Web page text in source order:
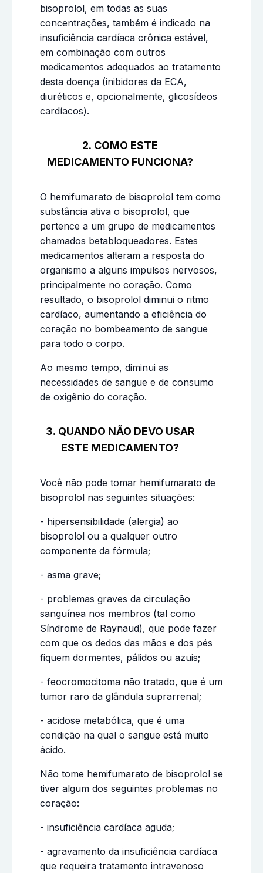
bisoprolol, em todas as suas
concentrações, também é indicado na
insuficiência cardíaca crônica estável,
em combinação com outros
medicamentos adequados ao tratamento
desta doença (inibidores da ECA,
diuréticos e, opcionalmente, glicosídeos
cardíacos).
2. COMO ESTE
MEDICAMENTO FUNCIONA?
O hemifumarato de bisoprolol tem como
substância ativa o bisoprolol, que
pertence a um grupo de medicamentos
chamados betabloqueadores. Estes
medicamentos alteram a resposta do
organismo a alguns impulsos nervosos,
principalmente no coração. Como
resultado, o bisoprolol diminui o ritmo
cardíaco, aumentando a eficiência do
coração no bombeamento de sangue
para todo o corpo.
Ao mesmo tempo, diminui as
necessidades de sangue e de consumo
de oxigênio do coração.
3. QUANDO NÃO DEVO USAR
ESTE MEDICAMENTO?
Você não pode tomar hemifumarato de
bisoprolol nas seguintes situações:
- hipersensibilidade (alergia) ao
bisoprolol ou a qualquer outro
componente da fórmula;
- asma grave;
- problemas graves da circulação
sanguínea nos membros (tal como
Síndrome de Raynaud), que pode fazer
com que os dedos das mãos e dos pés
fiquem dormentes, pálidos ou azuis;
- feocromocitoma não tratado, que é um
tumor raro da glândula suprarrenal;
- acidose metabólica, que é uma
condição na qual o sangue está muito
ácido.
Não tome hemifumarato de bisoprolol se
tiver algum dos seguintes problemas no
coração:
- insuficiência cardíaca aguda;
- agravamento da insuficiência cardíaca
que requeira tratamento intravenoso